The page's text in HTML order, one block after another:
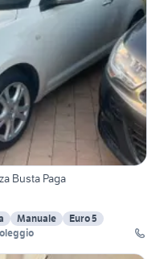
Busta Paga
Manuale
Euro 5